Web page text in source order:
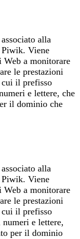
alla
Piwik. Viene
a monitorare
le prestazioni
il prefisso
e lettere, che
il dominio che
alla
Piwik. Viene
a monitorare
le prestazioni
il prefisso
numeri e lettere,
per il dominio